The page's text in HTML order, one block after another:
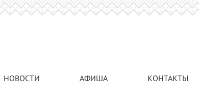
НОВОСТИ АФИША КОНТАКТЫ